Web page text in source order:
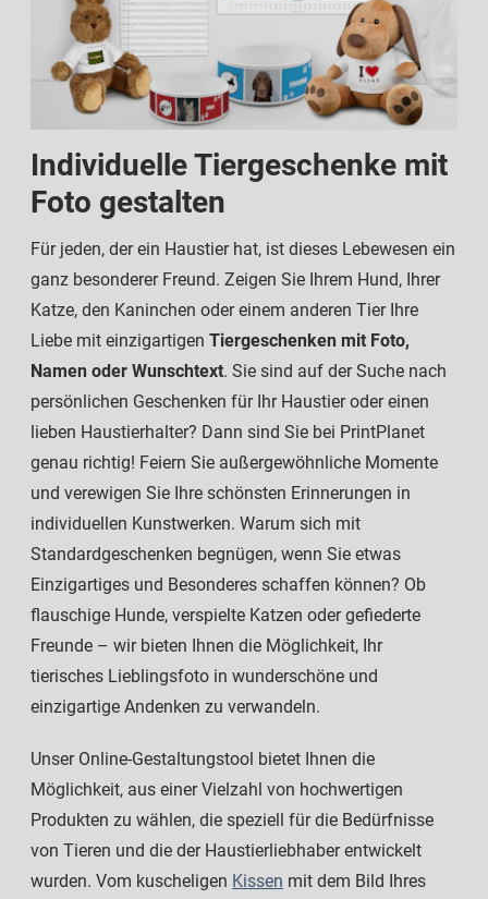
Individuelle Tiergeschenke mit
Foto gestalten
Für jeden, der ein Haustier hat, ist dieses Lebewesen ein
ganz besonderer Freund. Zeigen Sie Ihrem Hund, Ihrer
Katze, den Kaninchen oder einem anderen Tier Ihre
Liebe mit einzigartigen Tiergeschenken mit Foto,
Namen oder Wunschtext. Sie sind auf der Suche nach
persönlichen Geschenken für Ihr Haustier oder einen
lieben Haustierhalter? Dann sind Sie bei PrintPlanet
genau richtig! Feiern Sie außergewöhnliche Momente
und verewigen Sie Ihre schönsten Erinnerungen in
individuellen Kunstwerken. Warum sich mit
Standardgeschenken begnügen, wenn Sie etwas
Einzigartiges und Besonderes schaffen können? Ob
flauschige Hunde, verspielte Katzen oder gefiederte
Freunde – wir bieten Ihnen die Möglichkeit, Ihr
tierisches Lieblingsfoto in wunderschöne und
einzigartige Andenken zu verwandeln.
Unser Online-Gestaltungstool bietet Ihnen die
Möglichkeit, aus einer Vielzahl von hochwertigen
Produkten zu wählen, die speziell für die Bedürfnisse
von Tieren und die der Haustierliebhaber entwickelt
wurden. Vom kuscheligen Kissen mit dem Bild Ihres